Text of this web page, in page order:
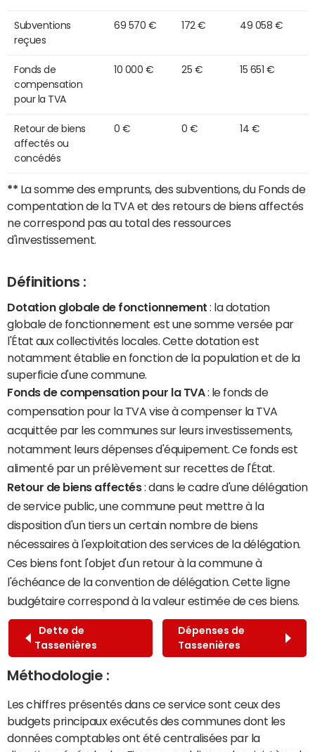
Subventions
reçues
69 570 € 172 € 49 058 €
Fonds de
compensation
pour la TVA
10 000 € 25 € 15 651 €
Retour de biens
affectés ou
concédés
0 € 0 € 14 €
** La somme des emprunts, des subventions, du Fonds de
compentation de la TVA et des retours de biens affectés
ne correspond pas au total des ressources
d'investissement.
Définitions :
Dotation globale de fonctionnement : la dotation
globale de fonctionnement est une somme versée par
l'État aux collectivités locales. Cette dotation est
notamment établie en fonction de la population et de la
superficie d'une commune.
Fonds de compensation pour la TVA: le fonds de
compensation pour la TVA vise à compenser la TVA
acquittée par les communes sur leurs investissements,
notamment leurs dépenses d'équipement. Ce fonds est
alimenté par un prélèvement sur recettes de l'État.
Retour de biens affectés: dans le cadre d'une délégation
de service public, une commune peut mettre à la
disposition d'un tiers un certain nombre de biens
nécessaires à l'exploitation des services de la délégation.
Ces biens font l'objet d'un retour à la commune à
l'échéance de la convention de délégation. Cette ligne
budgétaire correspond à la valeur estimée de ces biens.
Dette de
Tassenières
Dépenses de
Tassenières
Méthodologie :
Les chiffres présentés dans ce service sont ceux des
budgets principaux exécutés des communes dont les
données comptables ont été centralisées par la